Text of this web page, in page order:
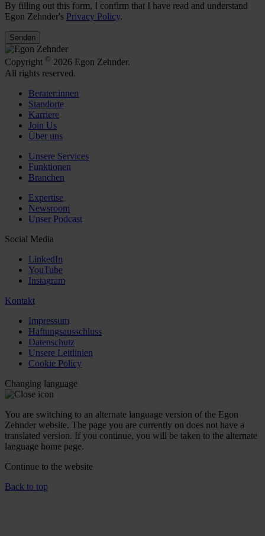
By filling out this form, I confirm that I have read and understand
Egon Zehnder's Privacy Policy.
Senden
Copyright © 2026 Egon Zehnder.
All rights reserved.
Berater:innen
Standorte
Karriere
Join Us
Über uns
Unsere Services
Funktionen
Branchen
Expertise
Newsroom
Unser Podcast
Social Media
LinkedIn
YouTube
Instagram
Kontakt
Impressum
Haftungsausschluss
Datenschutz
Unsere Leitlinien
Cookie Policy
Changing language
You are switching to an alternate language version of the Egon
Zehnder website. The page you are currently on does not have a
translated version. If you continue, you will be taken to the alternate
language home page.
Continue to the website
Back to top